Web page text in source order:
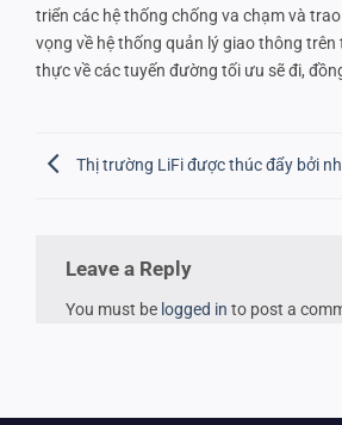
triển các hệ thống chống va chạm và
vọng về hệ thống quản lý giao thông
thực về các tuyến đường tối ưu sẽ đi,
Thị trường LiFi được thúc đẩy bởi
Leave a Reply
You must be logged in to post a